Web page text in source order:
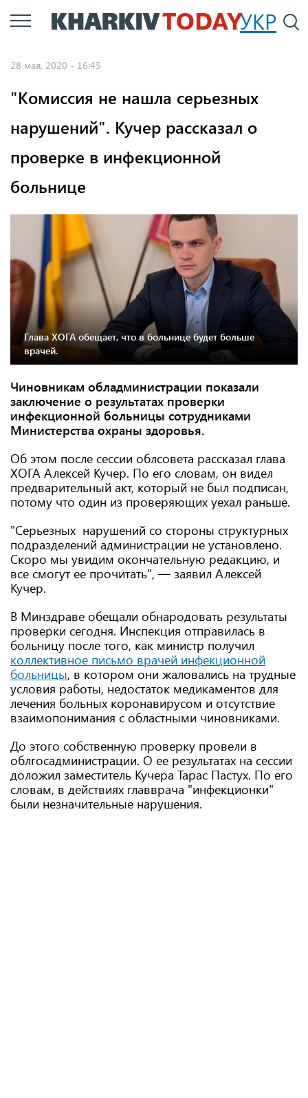
Перейти
к
УКР
28 мая, 2020 - 16:45
"Комиссия не нашла серьезных
нарушений". Кучер рассказал о
проверке в инфекционной
больнице
Глава ХОГА обещает, что в больнице будет больше
врачей.
Чиновникам обладминистрации показали
заключение о результатах проверки
инфекционной больницы сотрудниками
Министерства охраны здоровья.
Об этом после сессии облсовета рассказал глава
ХОГА Алексей Кучер. По его словам, он видел
предварительный акт, который не был подписан,
потому что один из проверяющих уехал раньше.
"Серьезных нарушений со стороны структурных
подразделений администрации не установлено.
Скоро мы увидим окончательную редакцию, и
все смогут ее прочитать", — заявил Алексей
Кучер.
В Минздраве обещали обнародовать результаты
проверки сегодня. Инспекция отправилась в
больницу после того, как министр получил
коллективное письмо врачей инфекционной
больницы, в котором они жаловались на трудные
условия работы, недостаток медикаментов для
лечения больных коронавирусом и отсутствие
взаимопонимания с областными чиновниками.
До этого собственную проверку провели в
облгосадминистрации. О ее результатах на сессии
доложил заместитель Кучера Тарас Пастух. По его
словам, в действиях главврача "инфекционки"
были незначительные нарушения.